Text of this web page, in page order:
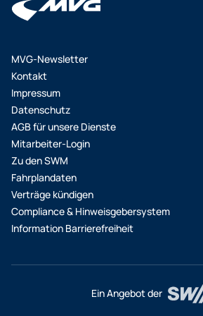
MVG-Newsletter
Kontakt
Impressum
Datenschutz
AGB für unsere Dienste
Mitarbeiter-Login
Zu den SWM
Fahrplandaten
Verträge kündigen
Compliance & Hinweisgebersystem
Information Barrierefreiheit
Ein Angebot der